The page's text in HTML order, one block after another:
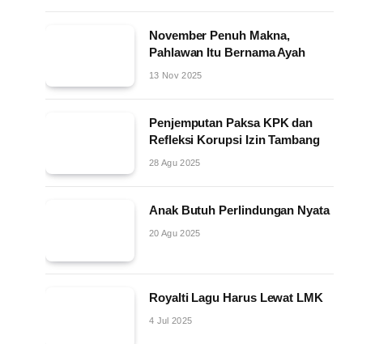
November Penuh Makna,
Pahlawan Itu Bernama Ayah
13 Nov 2025
Penjemputan Paksa KPK dan
Refleksi Korupsi Izin Tambang
28 Agu 2025
Anak Butuh Perlindungan Nyata
20 Agu 2025
Royalti Lagu Harus Lewat LMK
4 Jul 2025